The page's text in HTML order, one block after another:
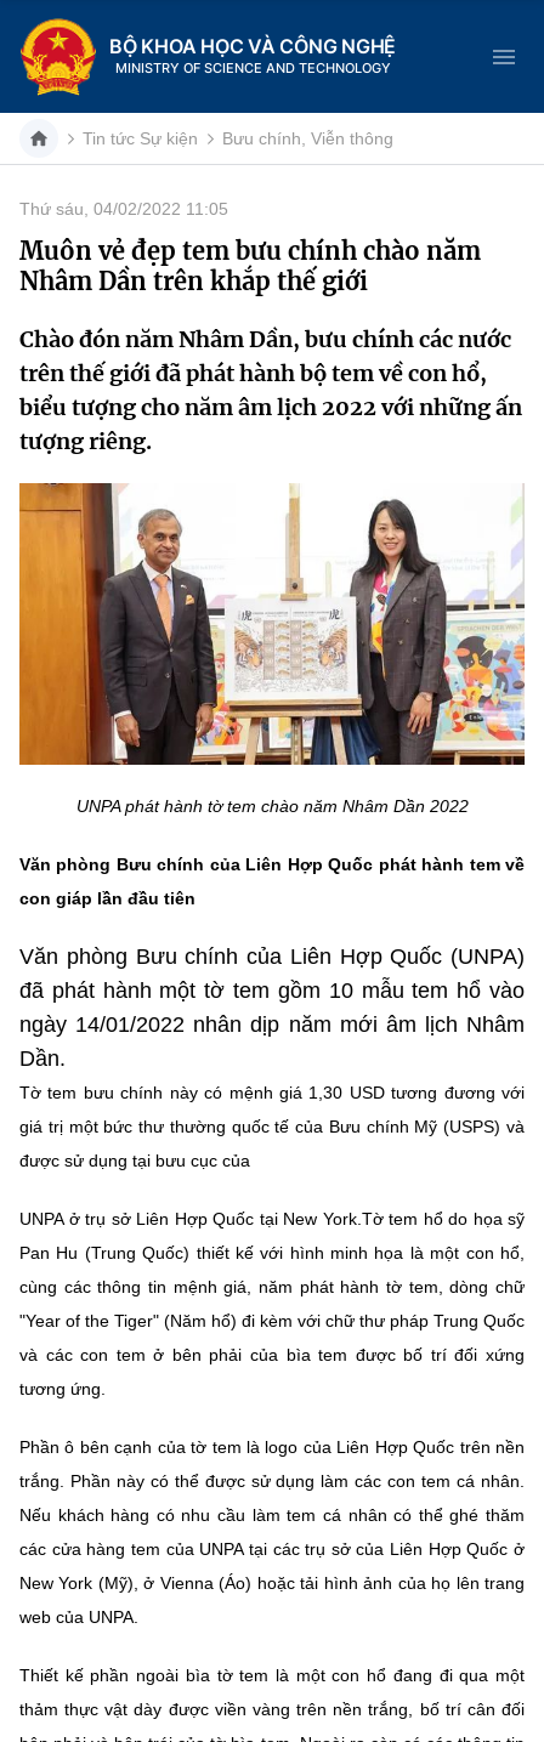
BỘ KHOA HỌC VÀ CÔNG NGHỆ
MINISTRY OF SCIENCE AND TECHNOLOGY
Danh mục
Trang chủ
Giới thiệu
Chức năng nhiệm vụ
Cơ cấu tổ chức
Lịch sử phát triển
Sở Khoa học và Công nghệ
Tin tức sự kiện
Khoa học và Công nghệ
Đổi mới sáng tạo
Chuyển đổi số
Bưu chính, Viễn thông
Sở hữu trí tuệ
Tiêu chuẩn, đo lường, chất lượng
Năng lượng nguyên tử
Tin tổng hợp
Dịch vụ công
Hệ thống văn bản
Văn bản QPPL
Văn bản chỉ đạo điều hành
Lấy ý kiến người dân về dự thảo VBQPPL
MST IOFFICE
Khoa học và Công nghệ
Đổi mới sáng tạo
Chuyển đổi số
Bưu chính, Viễn thông
Tiêu chuẩn, đo lường, chất lượng
Năng lượng nguyên tử
Multimedia
THƯ ĐIỆN TỬ
Infographic
Voice
Nhiệm vụ trọng tâm
Chọn ngôn ngữ
BỘ KHOA HỌC VÀ CÔNG NGHỆ
MINISTRY OF SCIENCE AND TECHNOLOGY
Chịu trách nhiệm nội dung: Nguyễn Thị Hải Hằng
Giám đốc Trung tâm Truyền thông Khoa học và Công nghệ.
Địa chỉ: Ban Biên tập Cổng TTĐT - 18 Nguyễn Du, TP. Hà Nội
Điện thoại: 024 3936 9506
Email:stc@mst.gov.vn
©2026 Bản quyền thuộc Bộ Khoa Học và Công Nghệ
Tin tức Sự kiện Bưu chính, Viễn thông
Thứ sáu, 04/02/2022 11:05
Muôn vẻ đẹp tem bưu chính chào năm
Nhâm Dần trên khắp thế giới
Chào đón năm Nhâm Dần, bưu chính các nước
trên thế giới đã phát hành bộ tem về con hổ,
biểu tượng cho năm âm lịch 2022 với những ấn
tượng riêng.
UNPA phát hành tờ tem chào năm Nhâm Dần 2022
Văn phòng Bưu chính của Liên Hợp Quốc phát hành tem về
con giáp lần đầu tiên
Văn phòng Bưu chính của Liên Hợp Quốc (UNPA)
đã phát hành một tờ tem gồm 10 mẫu tem hổ vào
ngày 14/01/2022 nhân dịp năm mới âm lịch Nhâm
Dần.
Tờ tem bưu chính này có mệnh giá 1,30 USD tương đương với
giá trị một bức thư thường quốc tế của Bưu chính Mỹ (USPS) và
được sử dụng tại bưu cục của
UNPA ở trụ sở Liên Hợp Quốc tại New York.Tờ tem hổ do họa sỹ
Pan Hu (Trung Quốc) thiết kế với hình minh họa là một con hổ,
cùng các thông tin mệnh giá, năm phát hành tờ tem, dòng chữ
"Year of the Tiger" (Năm hổ) đi kèm với chữ thư pháp Trung Quốc
và các con tem ở bên phải của bìa tem được bố trí đối xứng
tương ứng.
Phần ô bên cạnh của tờ tem là logo của Liên Hợp Quốc trên nền
trắng. Phần này có thể được sử dụng làm các con tem cá nhân.
Nếu khách hàng có nhu cầu làm tem cá nhân có thể ghé thăm
các cửa hàng tem của UNPA tại các trụ sở của Liên Hợp Quốc ở
New York (Mỹ), ở Vienna (Áo) hoặc tải hình ảnh của họ lên trang
web của UNPA.
Thiết kế phần ngoài bìa tờ tem là một con hổ đang đi qua một
thảm thực vật dày được viền vàng trên nền trắng, bố trí cân đối